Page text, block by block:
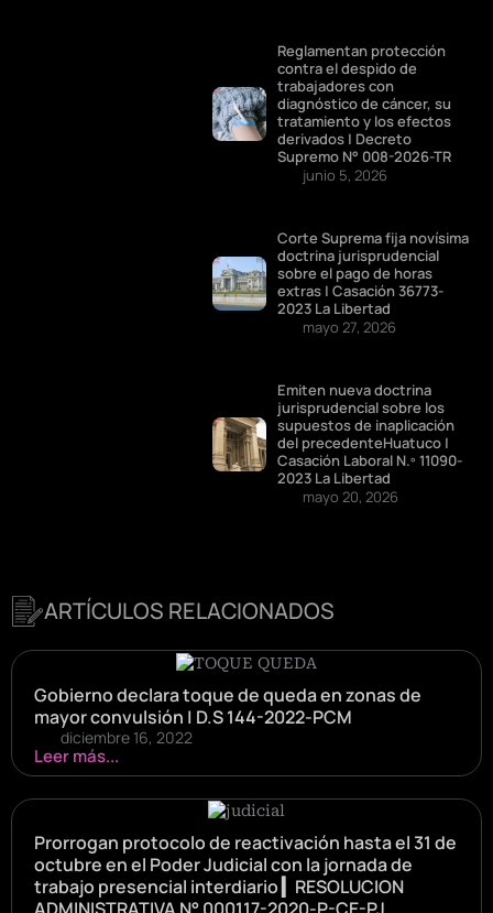
Reglamentan protección
contra el despido de
trabajadores con
diagnóstico de cáncer, su
tratamiento y los efectos
derivados | Decreto
Supremo N° 008-2026-TR
junio 5, 2026
Corte Suprema fija novísima
doctrina jurisprudencial
sobre el pago de horas
extras | Casación 36773-
2023 La Libertad
mayo 27, 2026
Emiten nueva doctrina
jurisprudencial sobre los
supuestos de inaplicación
del precedenteHuatuco |
Casación Laboral N.º 11090-
2023 La Libertad
mayo 20, 2026
ARTÍCULOS RELACIONADOS
Gobierno declara toque de queda en zonas de
mayor convulsión | D.S 144-2022-PCM
diciembre 16, 2022
Leer más...
Prorrogan protocolo de reactivación hasta el 31 de
octubre en el Poder Judicial con la jornada de
trabajo presencial interdiario ▎RESOLUCION